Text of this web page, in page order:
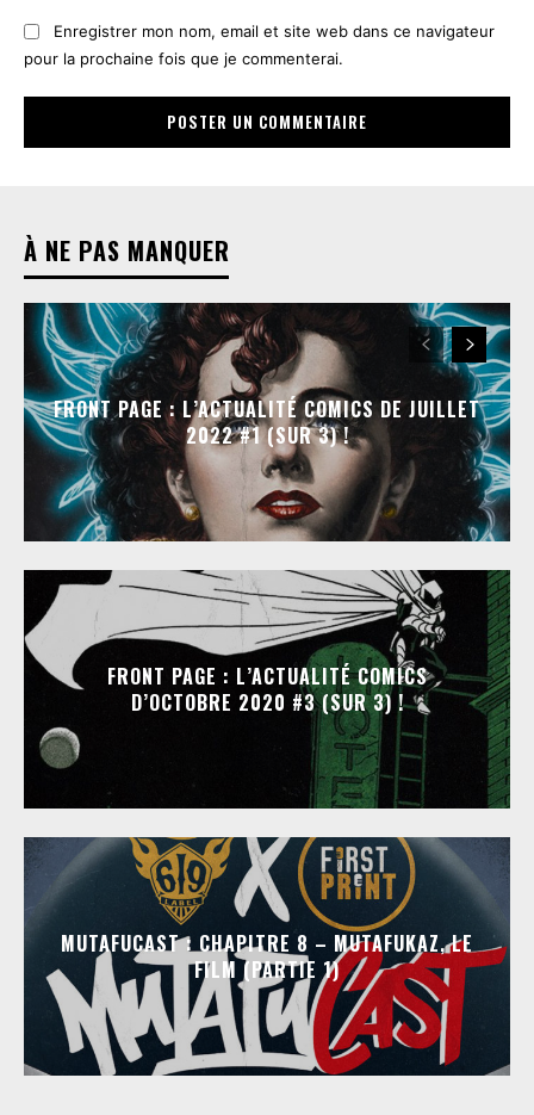
Enregistrer mon nom, email et site web dans ce navigateur
pour la prochaine fois que je commenterai.
À NE PAS MANQUER
FRONT PAGE : L’ACTUALITÉ COMICS DE JUILLET
2022 #1 (SUR 3) !
FRONT PAGE : L’ACTUALITÉ COMICS
D’OCTOBRE 2020 #3 (SUR 3) !
MUTAFUCAST : CHAPITRE 8 – MUTAFUKAZ, LE
FILM (PARTIE 1)